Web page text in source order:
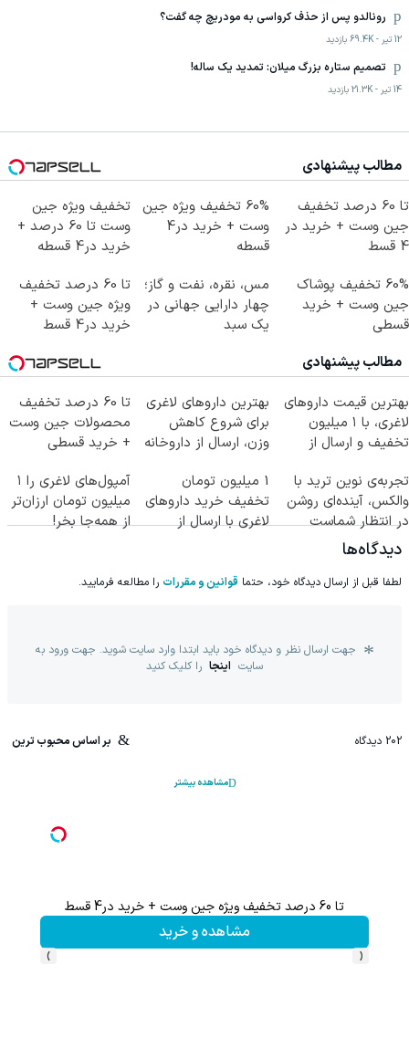
رونالدو پس از حذف کرواسی به مودریچ چه گفت؟
12 تیر -
69.4K بازدید
تصمیم ستاره بزرگ میلان: تمدید یک ساله!
14 تیر -
21.3K بازدید
مطالب پیشنهادی
تا 60 درصد تخفیف
جین وست + خرید در
4 قسط
60% تخفیف ویژه جین
وست + خرید در4
قسطه
تخفیف ویژه جین
وست تا 60 درصد +
خرید در4 قسطه
60% تخفیف پوشاک
جین وست + خرید
قسطی
مس، نقره، نفت و گاز؛
چهار دارایی جهانی در
یک سبد
تا 60 درصد تخفیف
ویژه جین وست +
خرید در4 قسط
مطالب پیشنهادی
بهترین قیمت داروهای
لاغری، با ۱ میلیون
تخفیف و ارسال از
بهترین داروهای لاغری
برای شروع کاهش
وزن، ارسال از داروخانه
تا 60 درصد تخفیف
محصولات جین وست
+ خرید قسطی
تجربه‌ی نوین ترید با
والکس، آینده‌ای روشن
در انتظار شماست
1 میلیون تومان
تخفیف خرید داروهای
لاغری با ارسال از
آمپول‌های لاغری را ۱
میلیون تومان ارزان‌تر
از همه‌جا بخر!
دیدگاه‌ها
لطفا قبل از ارسال دیدگاه خود، حتما قوانین و مقررات را مطالعه فرمایید.
جهت ارسال نظر و دیدگاه خود باید ابتدا وارد سایت شوید. جهت ورود به
سایت اینجا را کلیک کنید
202 دیدگاه بر اساس محبوب ترین
مشاهده بیشتر
تا 60 درصد تخفیف ویژه جین وست + خرید در4 قسط
مشاهده و خرید
‹
›